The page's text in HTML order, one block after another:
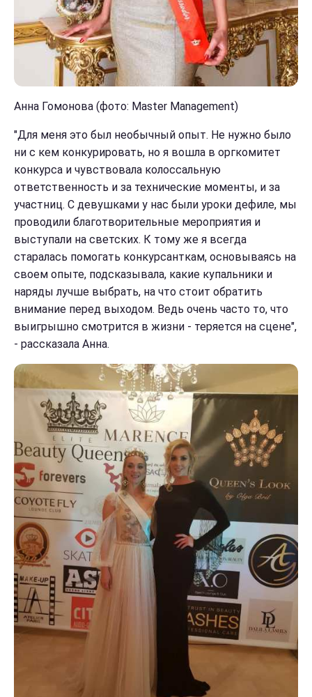
Анна Гомонова (фото: Master Management)
"Для меня это был необычный опыт. Не нужно было
ни с кем конкурировать, но я вошла в оргкомитет
конкурса и чувствовала колоссальную
ответственность и за технические моменты, и за
участниц. С девушками у нас были уроки дефиле, мы
проводили благотворительные мероприятия и
выступали на светских. К тому же я всегда
старалась помогать конкурсанткам, основываясь на
своем опыте, подсказывала, какие купальники и
наряды лучше выбрать, на что стоит обратить
внимание перед выходом. Ведь очень часто то, что
выигрышно смотрится в жизни - теряется на сцене",
- рассказала Анна.